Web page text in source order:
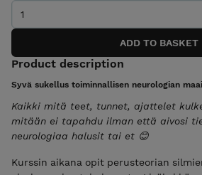
Product description
Syvä sukellus toiminnallisen neurologian
Kaikki mitä teet, tunnet, ajattelet
mitään ei tapahdu ilman että aivosi
neurologiaa halusit tai et 😊
Kurssin aikana opit perusteorian